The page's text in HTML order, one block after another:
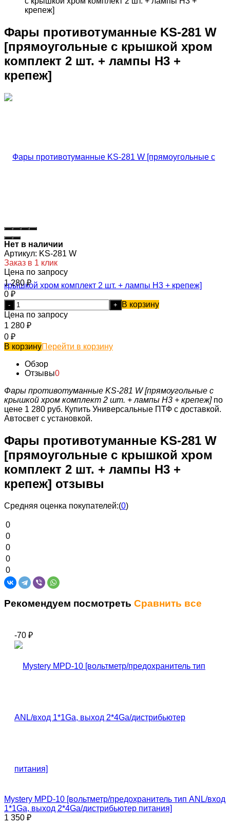
крепеж]
Фары противотуманные KS-281 W
[прямоугольные с крышкой хром
комплект 2 шт. + лампы H3 +
крепеж]
Нет в наличии
Артикул: KS-281 W
Заказ в 1 клик
Цена по запросу
1 280₽
0 ₽
- +
В корзину
Цена по запросу
1 280 ₽
0 ₽
В корзинуПерейти в корзину
Обзор
Отзывы0
Фары противотуманные KS-281 W [прямоугольные с
крышкой хром комплект 2 шт. + лампы H3 + крепеж]по
цене 1 280 руб. Купить Универсальные ПТФ с доставкой.
Автосвет с установкой.
Фары противотуманные KS-281 W
[прямоугольные с крышкой хром
комплект 2 шт. + лампы H3 +
крепеж] отзывы
Средняя оценка покупателей:(0)
0
0
0
0
0
Рекомендуем посмотреть Сравнить все
-70 ₽
Mystery MPD-10 [вольтметр/предохранитель тип ANL/вход
1*1Ga, выход 2*4Ga/дистрибьютер питания]
1 350 ₽